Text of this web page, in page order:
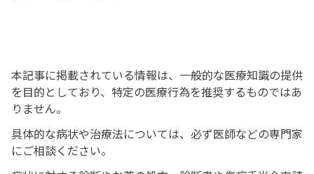
本記事に掲載されている情報は、一般的な医療知識の提供
を目的としており、特定の医療行為を推奨するものではあ
りません。
具体的な病状や治療法については、必ず医師などの専門家
にご相談ください。